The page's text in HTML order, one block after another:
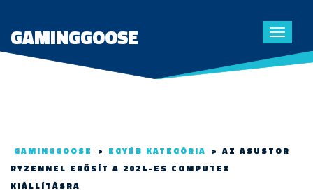
Toggle
GAMINGGOOSE
GAMINGGOOSE > EGYÉB KATEGÓRIA > AZ ASUSTOR
RYZENNEL ERŐSÍT A 2024-ES COMPUTEX
KIÁLLÍTÁSRA